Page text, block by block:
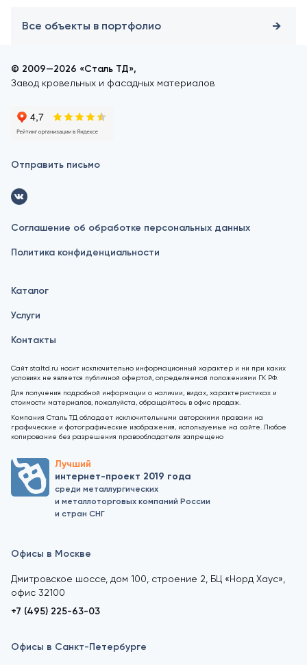
Все объекты в портфолио
© 2009—2026 «Сталь ТД»,
Завод кровельных и фасадных материалов
Отправить письмо
Соглашение об обработке персональных данных
Политика конфиденциальности
Каталог
Услуги
Контакты
Сайт staltd.ru носит исключительно информационный характер и ни при каких
условиях не является публичной офертой, определяемой положениями ГК РФ.
Для получения подробной информации о наличии, видах, характеристиках и
стоимости материалов, пожалуйста, обращайтесь в офис продаж.
Компания Сталь ТД обладает исключительными авторскими правами на
графические и фотографические изображения, используемые на сайте. Любое
копирование без разрешения правообладателя запрещено
Лучший
интернет-проект 2019 года
среди металлургических
и металлоторговых компаний России
и стран СНГ
Офисы в Москве
Дмитровское шоссе, дом 100, строение 2, БЦ «Норд Хаус»,
офис 32100
+7 (495) 225-63-03
Офисы в Санкт-Петербурге